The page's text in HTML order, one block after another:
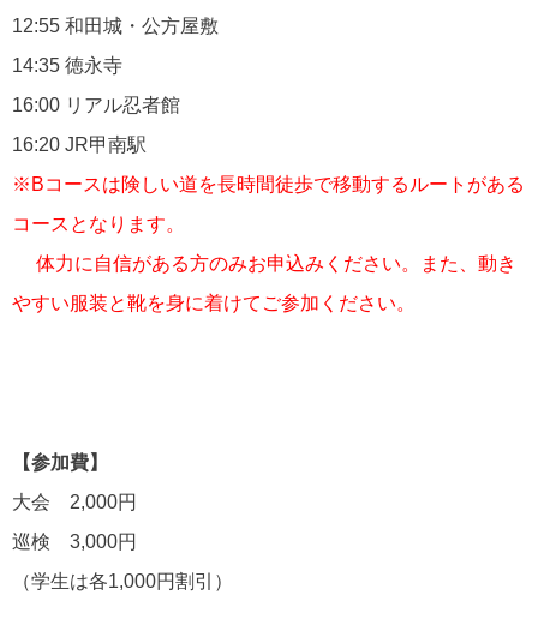
12:55 和田城・公方屋敷
14:35 徳永寺
16:00 リアル忍者館
16:20 JR甲南駅
※Bコースは険しい道を長時間徒歩で移動するルートがある
コースとなります。
体力に自信がある方のみお申込みください。また、動き
やすい服装と靴を身に着けてご参加ください。
【参加費】
大会 2,000円
巡検 3,000円
（学生は各1,000円割引）